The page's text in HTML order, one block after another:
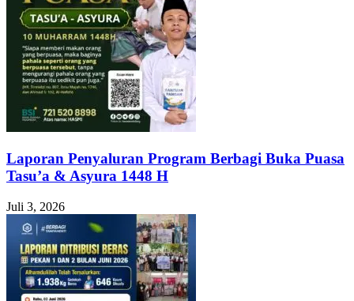
Laporan Penyaluran Program Berbagi Buka Puasa
Tasu’a & Asyura 1448 H
Juli 3, 2026